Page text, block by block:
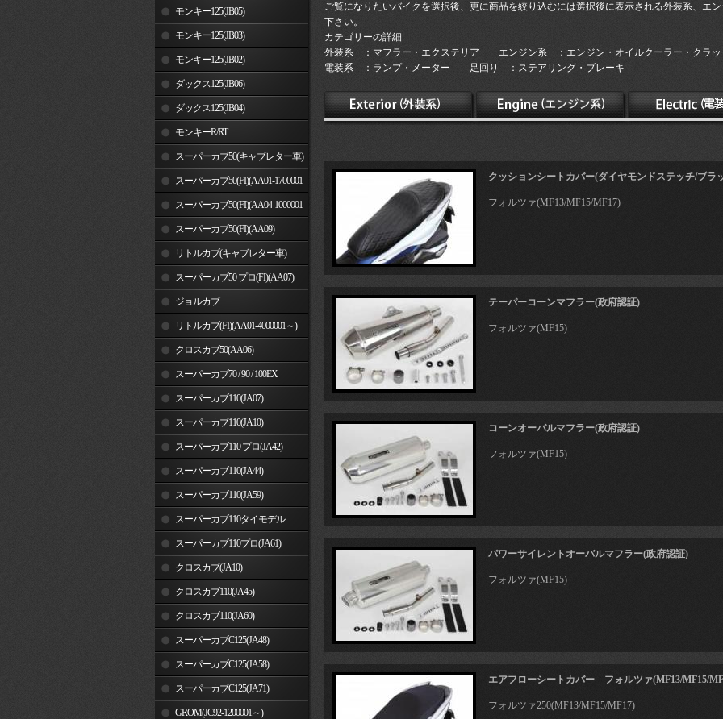
モンキー125(JB05)
モンキー125(JB03)
モンキー125(JB02)
ダックス125(JB06)
ダックス125(JB04)
モンキーR/RT
スーパーカブ50(キャブレター車)
スーパーカブ50(FI)(AA01-1700001
～) スーパーカブ50(FI)(AA04-1000001
～) スーパーカブ50(FI)(AA09)
リトルカブ(キャブレター車)
スーパーカブ50 プロ(FI)(AA07)
ジョルカブ
リトルカブ(FI)(AA01-4000001～)
クロスカブ50(AA06)
スーパーカブ70 / 90 / 100EX
スーパーカブ110(JA07)
スーパーカブ110(JA10)
スーパーカブ110 プロ(JA42)
スーパーカブ110(JA44)
スーパーカブ110(JA59)
スーパーカブ110タイモデル
(MLHJA56)
スーパーカブ110プロ(JA61)
クロスカブ(JA10)
クロスカブ110(JA45)
クロスカブ110(JA60)
スーパーカブC125(JA48)
スーパーカブC125(JA58)
スーパーカブC125(JA71)
GROM(JC92-1200001～)
ご覧になりたいバイクを選択後、更に商品を絞り込むには選択後に表示される外装系、エ
下さい。
カテゴリーの詳細
外装系 ：マフラー・エクステリア エンジン系 ：エンジン・オイルクーラー・クラッ
電装系 ：ランプ・メーター 足回り ：ステアリング・ブレーキ
クッションシートカバー(ダイヤモンドステッチ/ブラ
フォルツァ(MF13/MF15/MF17)
テーパーコーンマフラー(政府認証)
フォルツァ(MF15)
コーンオーバルマフラー(政府認証)
フォルツァ(MF15)
パワーサイレントオーバルマフラー(政府認証)
フォルツァ(MF15)
エアフローシートカバー フォルツァ(MF13/MF15/
フォルツァ250(MF13/MF15/MF17)